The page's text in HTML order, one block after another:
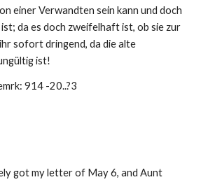
einer Verwandten sein kann und doch
da es doch zweifelhaft ist, ob sie zur
sofort dringend, da die alte
ist!
914 -20..?3
got my letter of May 6, and Aunt